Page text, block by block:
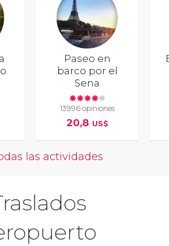
Paseo en
barco por el
Sena
13996 opiniones
20,8 US$
las actividades